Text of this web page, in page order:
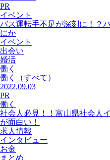
PR
イベント
バス運転手不足が深刻に！？
にか
イベント
出会い
婚活
働く
働く
（すべて）
2022.09.03
PR
働く
社会人必見！！富山県社会人
が面白い！
求人情報
インタビュー
お金
まとめ